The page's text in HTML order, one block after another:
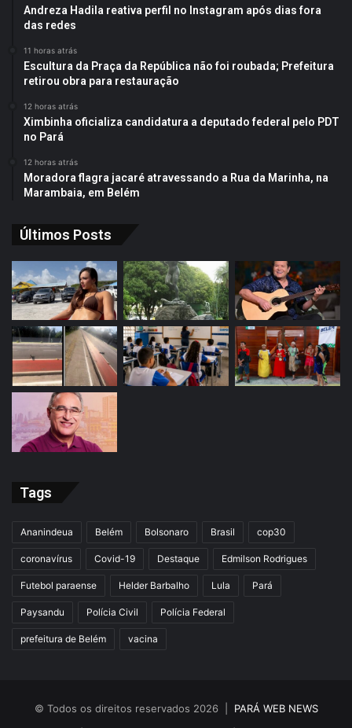
Andreza Hadila reativa perfil no Instagram após dias fora
das redes
11 horas atrás
Escultura da Praça da República não foi roubada; Prefeitura
retirou obra para restauração
12 horas atrás
Ximbinha oficializa candidatura a deputado federal pelo PDT
no Pará
12 horas atrás
Moradora flagra jacaré atravessando a Rua da Marinha, na
Marambaia, em Belém
Últimos Posts
Tags
Ananindeua Belém Bolsonaro Brasil cop30
coronavírus Covid-19 Destaque Edmilson Rodrigues
Futebol paraense Helder Barbalho Lula Pará
Paysandu Polícia Civil Polícia Federal
prefeitura de Belém vacina
© Todos os direitos reservados 2026 | PARÁ WEB NEWS